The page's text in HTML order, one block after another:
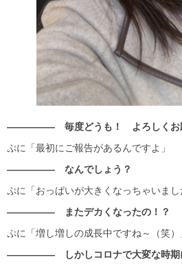
――――― 毎度どうも！ よろしくお願
ぷに「最初にご報告があるんですよ」
――――― なんでしょう？
ぷに「おっぱいが大きくなっちゃいまし
――――― またデカくなったの！？
ぷに「増し増しの成長中ですね～（笑）
――――― しかしコロナで大変な時期に